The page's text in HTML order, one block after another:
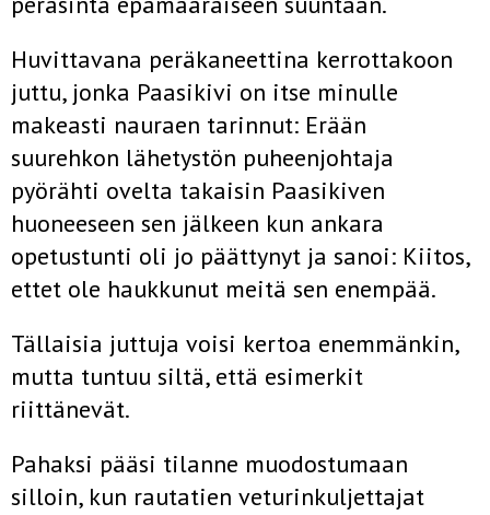
Huvittavana peräkaneettina kerrottakoon
juttu, jonka Paasikivi on itse minulle
makeasti nauraen tarinnut: Erään
suurehkon lähetystön puheenjohtaja
pyörähti ovelta takaisin Paasikiven
huoneeseen sen jälkeen kun ankara
opetustunti oli jo päättynyt ja sanoi: Kiitos,
ettet ole haukkunut meitä sen enempää.
Tällaisia juttuja voisi kertoa enemmänkin,
mutta tuntuu siltä, että esimerkit
riittänevät.
Pahaksi pääsi tilanne muodostumaan
silloin, kun rautatien veturinkuljettajat